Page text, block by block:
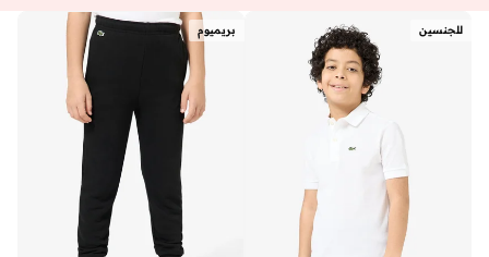
للجنسين بريميوم